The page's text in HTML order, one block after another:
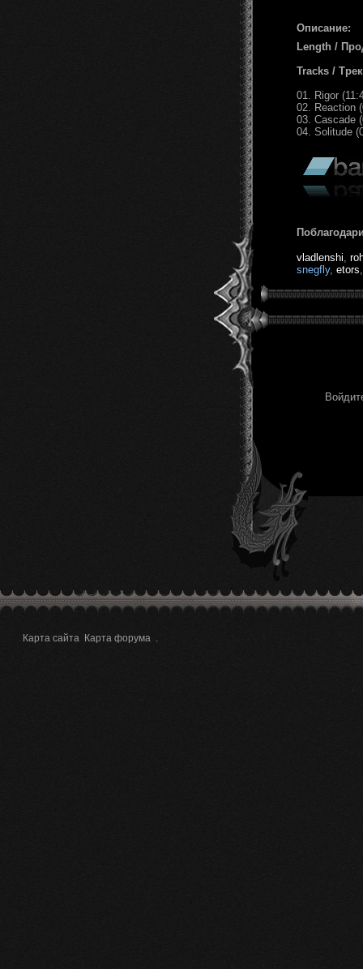
Описание:
Length /
Tracks /
01. Rigor
02. Reaction
03. Cascade
04. Solitude
vladlenshi
snegfly, etors
Карта сайта Карта форума